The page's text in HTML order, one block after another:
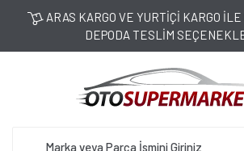
ARAS KARGO VE YURTİÇİ KARGO
DEPODA TESLİM